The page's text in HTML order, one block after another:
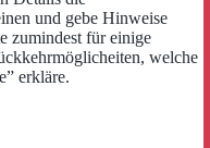
und gebe Hinweise
zumindest für einige
welche
erkläre.